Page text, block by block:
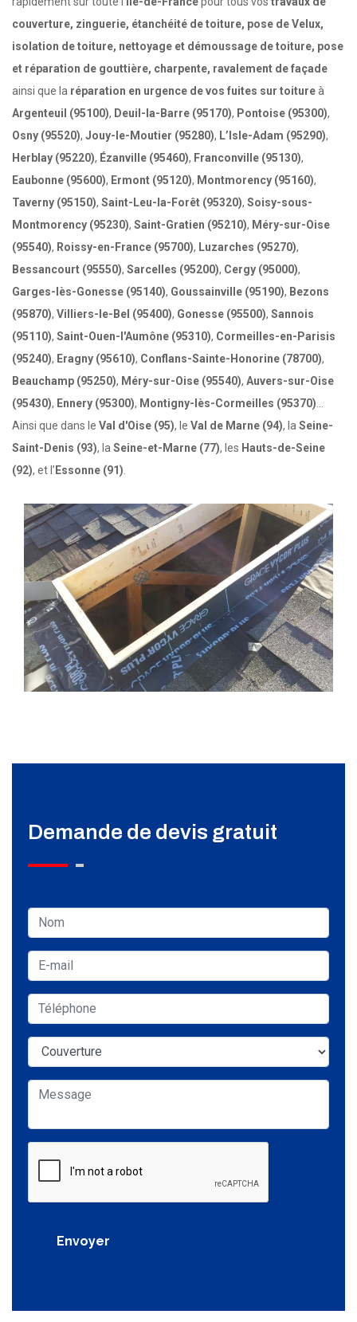
couverture, zinguerie, étanchéité de toiture, pose de Velux,
isolation de toiture, nettoyage et démoussage de toiture, pose
et réparation de gouttière, charpente, ravalement de façade
ainsi que la réparation en urgence de vos fuites sur toitureà
Argenteuil (95100), Deuil-la-Barre (95170), Pontoise (95300),
Osny (95520), Jouy-le-Moutier (95280), L’Isle-Adam (95290),
Herblay (95220), Ézanville (95460), Franconville (95130),
Eaubonne (95600), Ermont (95120), Montmorency (95160),
Taverny (95150), Saint-Leu-la-Forêt (95320), Soisy-sous-
Montmorency (95230), Saint-Gratien (95210), Méry-sur-Oise
(95540), Roissy-en-France (95700), Luzarches (95270),
Bessancourt (95550), Sarcelles (95200), Cergy (95000),
Garges-lès-Gonesse (95140), Goussainville (95190), Bezons
(95870), Villiers-le-Bel (95400), Gonesse (95500), Sannois
(95110), Saint-Ouen-l'Aumône (95310), Cormeilles-en-Parisis
(95240), Eragny (95610), Conflans-Sainte-Honorine (78700),
Beauchamp (95250), Méry-sur-Oise (95540), Auvers-sur-Oise
(95430), Ennery (95300), Montigny-lès-Cormeilles (95370)
Ainsi que dans le Val d'Oise (95), le Val de Marne (94), la Seine-
Saint-Denis (93), la Seine-et-Marne (77), les Hauts-de-Seine
(92), et l’ Essonne (91)
Demande de devis gratuit
Envoyer